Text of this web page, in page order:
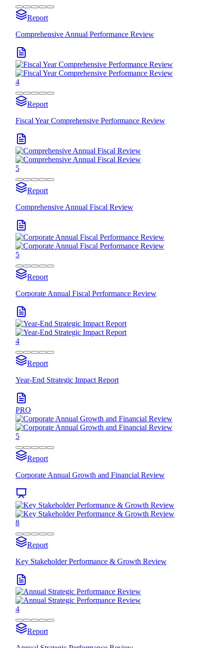
Report
Comprehensive Annual Performance Review
4
Report
Fiscal Year Comprehensive Performance Review
5
Report
Comprehensive Annual Fiscal Review
5
Report
Corporate Annual Fiscal Performance Review
4
Report
Year-End Strategic Impact Report
PRO
5
Report
Corporate Annual Growth and Financial Review
8
Report
Key Stakeholder Performance & Growth Review
4
Report